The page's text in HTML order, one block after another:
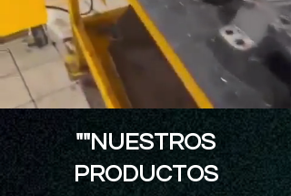
""NUESTROS
PRODUCTOS